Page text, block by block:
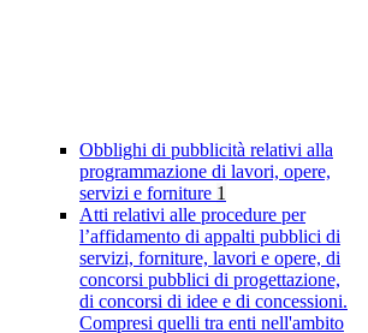
Obblighi di pubblicità relativi alla
programmazione di lavori, opere,
servizi e forniture 1
Atti relativi alle procedure per
l’affidamento di appalti pubblici di
servizi, forniture, lavori e opere, di
concorsi pubblici di progettazione,
di concorsi di idee e di concessioni.
Compresi quelli tra enti nell'ambito